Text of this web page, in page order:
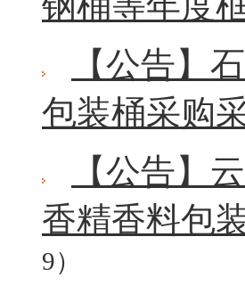
【公告】
包装桶采购
【公告】
香精香料包
9）